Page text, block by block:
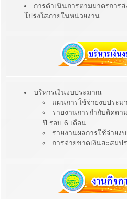
การดำเนินการตามมาตรการ
โปร่งใสภายในหน่วยงาน
บริหารเงินงบประมาณ
แผนการใช้จ่ายงบประ
รายงานการกำกับติดต
ปี รอบ 6 เดือน
รายงานผลการใช้จ่ายง
การจ่ายขาดเงินสะสมป